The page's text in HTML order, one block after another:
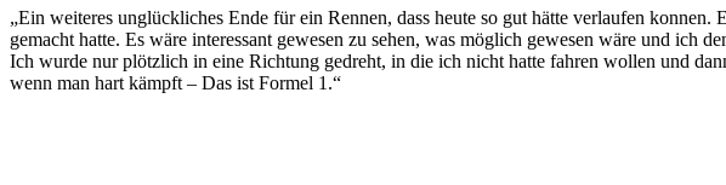
„Ein weiteres unglückliches Ende für ein Rennen, dass heute so gut hätte verlaufen
gemacht hatte. Es wäre interessant gewesen zu sehen, was möglich gewesen wäre und
Ich wurde nur plötzlich in eine Richtung gedreht, in die ich nicht hatte fahren wollen und
wenn man hart kämpft – Das ist Formel 1.“